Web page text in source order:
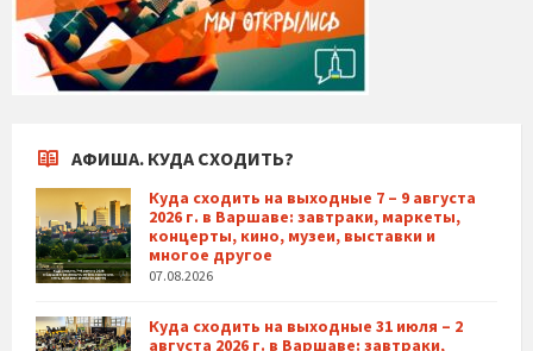
АФИША. КУДА СХОДИТЬ?
Куда сходить на выходные 7 – 9 августа
2026 г. в Варшаве: завтраки, маркеты,
концерты, кино, музеи, выставки и
многое другое
07.08.2026
Куда сходить на выходные 31 июля – 2
августа 2026 г. в Варшаве: завтраки,